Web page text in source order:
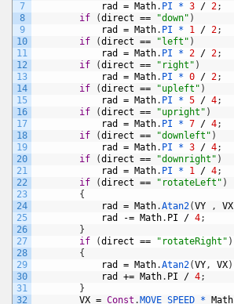
7
8
9
10
11
12
13
14
15
16
17
18
19
20
21
22
23
24
25
26
27
28
29
30
31
32
rad
= Math. PI * 3 / 2;
if
(direct == "down" )
rad
= Math. PI * 1 / 2;
if
(direct == "left" )
rad
= Math. PI * 2 / 2;
if
(direct == "right" )
rad
= Math. PI * 0 / 2;
if
(direct == "upleft" )
rad
= Math. PI * 5 / 4;
if
(direct == "upright" )
rad
= Math. PI * 7 / 4;
if
(direct == "downleft" )
rad
= Math. PI * 3 / 4;
if
(direct == "downright" )
rad
= Math. PI * 1 / 4;
if
(direct == "rotateLeft" )
{
rad
= Math.Atan2(VY , VX
rad
-= Math. PI / 4;
}
if
(direct == "rotateRight" )
{
rad
= Math.Atan2(VY, VX)
rad
+= Math. PI / 4;
}
VX = Const . MOVE_SPEED * Math